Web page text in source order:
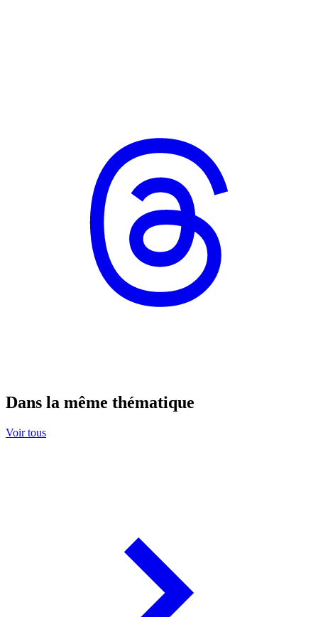
Dans la même thématique
Voir tous